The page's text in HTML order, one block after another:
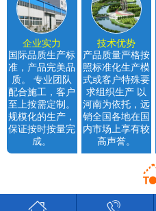
企业实力
国际品质生产标
准，产品完美品
质。 专业团队
配合施工，客户
至上按需定制。
规模化的生产，
保证按时按量完
成。
技术优势
产品质量严格按
照标准化生产模
式或客户特殊要
求组织生产 以
河南为依托，远
销全国各地在国
内市场上享有较
高声誉。